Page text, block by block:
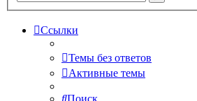
Ссылки
Темы без ответов
Активные темы
Поиск